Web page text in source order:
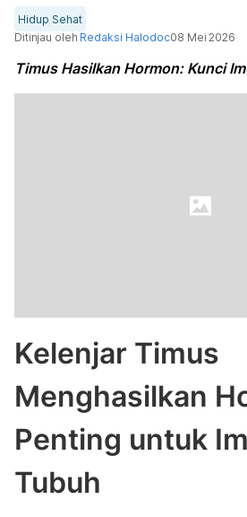
Hidup Sehat
Ditinjau oleh Redaksi Halodoc08 Mei 2026
Timus Hasilkan Hormon: Kunci
Kelenjar Timus
Menghasilkan
Penting untuk
Tubuh